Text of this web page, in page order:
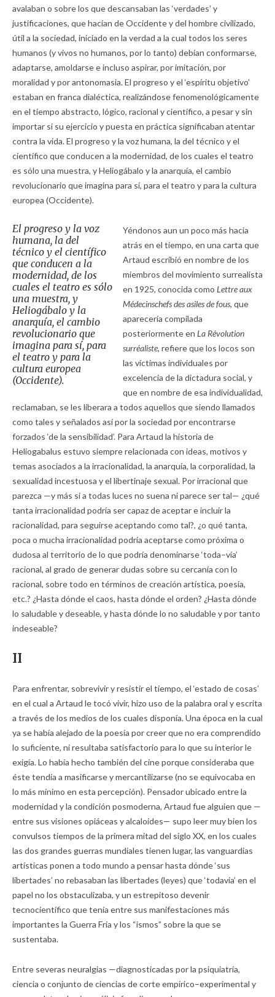
avalaban o sobre los que descansaban las ‘verdades’ y
justificaciones, que hacían de Occidente y del hombre civilizado,
útil a la sociedad, iniciado en la verdad a la cual todos los seres
humanos (y vivos no humanos, por lo tanto) debían conformarse,
adaptarse, amoldarse e incluso aspirar, por imitación, por
moralidad y por antonomasia. El progreso y el ‘espíritu objetivo’
estaban en franca dialéctica, realizándose fenomenológicamente
en el tiempo abstracto, lógico, racional y científico, a pesar y sin
importar si su ejercicio y puesta en práctica significaban atentar
contra la vida. El progreso y la voz humana, la del técnico y el
científico que conducen a la modernidad, de los cuales el teatro
es sólo una muestra, y Heliogábalo y la anarquía, el cambio
revolucionario que imagina para sí, para el teatro y para la cultura
europea (Occidente).
El progreso y la voz
humana, la del
técnico y el científico
que conducen a la
modernidad, de los
cuales el teatro es sólo
una muestra, y
Heliogábalo y la
anarquía, el cambio
revolucionario que
imagina para sí, para
el teatro y para la
cultura europea
(Occidente).
Yéndonos aun un poco más hacia
atrás en el tiempo, en una carta que
Artaud escribió en nombre de los
miembros del movimiento surrealista
en 1925, conocida como Lettre aux
Médecinschefs des asiles de fous, que
aparecería compilada
posteriormente en La Révolution
surréaliste, refiere que los locos son
las víctimas individuales por
excelencia de la dictadura social, y
que en nombre de esa individualidad,
reclamaban, se les liberara a todos aquellos que siendo llamados
como tales y señalados así por la sociedad por encontrarse
forzados ‘de la sensibilidad’. Para Artaud la historia de
Heliogabalus estuvo siempre relacionada con ideas, motivos y
temas asociados a la irracionalidad, la anarquía, la corporalidad, la
sexualidad incestuosa y el libertinaje sexual. Por irracional que
parezca —y más si a todas luces no suena ni parece ser tal— ¿qué
tanta irracionalidad podría ser capaz de aceptar e incluir la
racionalidad, para seguirse aceptando como tal?, ¿o qué tanta,
poca o mucha irracionalidad podría aceptarse como próxima o
dudosa al territorio de lo que podría denominarse ‘toda–vía’
racional, al grado de generar dudas sobre su cercanía con lo
racional, sobre todo en términos de creación artística, poesía,
etc.? ¿Hasta dónde el caos, hasta dónde el orden? ¿Hasta dónde
lo saludable y deseable, y hasta dónde lo no saludable y por tanto
indeseable?
II
Para enfrentar, sobrevivir y resistir el tiempo, el ‘estado de cosas’
en el cual a Artaud le tocó vivir, hizo uso de la palabra oral y escrita
a través de los medios de los cuales disponía. Una época en la cual
ya se había alejado de la poesía por creer que no era comprendido
lo suficiente, ni resultaba satisfactorio para lo que su interior le
exigía. Lo había hecho también del cine porque consideraba que
éste tendía a masificarse y mercantilizarse (no se equivocaba en
lo más mínimo en esta percepción). Pensador ubicado entre la
modernidad y la condición posmoderna, Artaud fue alguien que —
entre sus visiones opiáceas y alcaloides— supo leer muy bien los
convulsos tiempos de la primera mitad del siglo XX, en los cuales
las dos grandes guerras mundiales tienen lugar, las vanguardias
artísticas ponen a todo mundo a pensar hasta dónde ‘sus
libertades’ no rebasaban las libertades (leyes) que ‘todavía’ en el
papel no los obstaculizaba, y un estrepitoso devenir
tecnocientífico que tenía entre sus manifestaciones más
importantes la Guerra Fría y los “ismos” sobre la que se
sustentaba.
Entre severas neuralgias —diagnosticadas por la psiquiatría,
ciencia o conjunto de ciencias de corte empírico–experimental y